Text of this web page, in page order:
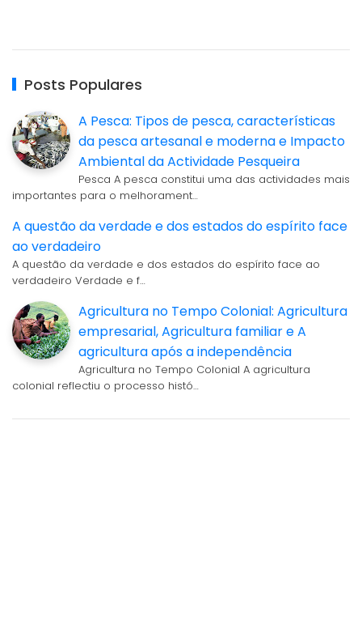
Posts Populares
A Pesca: Tipos de pesca, características
da pesca artesanal e moderna e Impacto
Ambiental da Actividade Pesqueira
Pesca A pesca constitui uma das actividades mais
importantes para o melhorament…
A questão da verdade e dos estados do espírito face
ao verdadeiro
A questão da verdade e dos estados do espírito face ao
verdadeiro Verdade e f…
Agricultura no Tempo Colonial: Agricultura
empresarial, Agricultura familiar e A
agricultura após a independência
Agricultura no Tempo Colonial A agricultura
colonial reflectiu o processo histó…